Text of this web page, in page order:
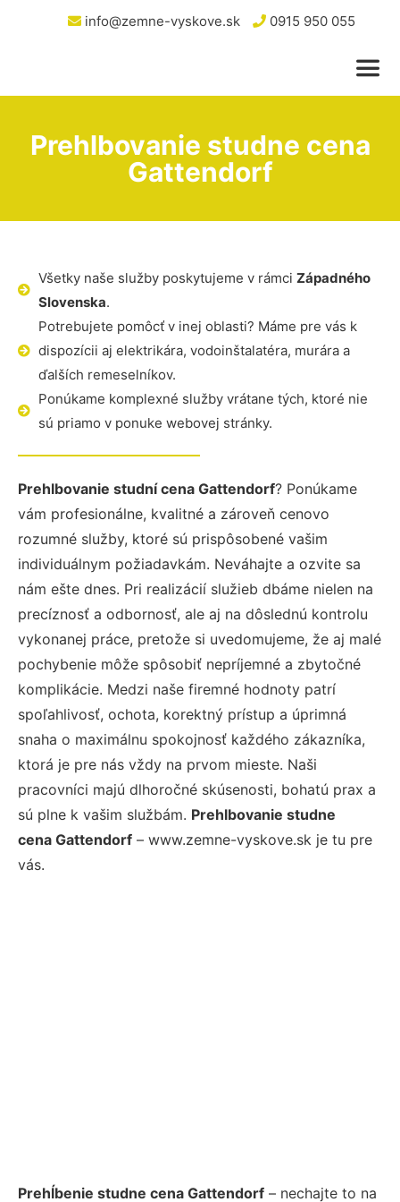
info@zemne-vyskove.sk 0915 950 055
Prehlbovanie studne cena
Gattendorf
Všetky naše služby poskytujeme v rámci Západného
Slovenska.
Potrebujete pomôcť v inej oblasti? Máme pre vás k
dispozícii aj elektrikára, vodoinštalatéra, murára a
ďalších remeselníkov.
Ponúkame komplexné služby vrátane tých, ktoré nie
sú priamo v ponuke webovej stránky.
Prehlbovanie studní cena Gattendorf? Ponúkame
vám profesionálne, kvalitné a zároveň cenovo
rozumné služby, ktoré sú prispôsobené vašim
individuálnym požiadavkám. Neváhajte a ozvite sa
nám ešte dnes. Pri realizácií služieb dbáme nielen na
precíznosť a odbornosť, ale aj na dôslednú kontrolu
vykonanej práce, pretože si uvedomujeme, že aj malé
pochybenie môže spôsobiť nepríjemné a zbytočné
komplikácie. Medzi naše firemné hodnoty patrí
spoľahlivosť, ochota, korektný prístup a úprimná
snaha o maximálnu spokojnosť každého zákazníka,
ktorá je pre nás vždy na prvom mieste. Naši
pracovníci majú dlhoročné skúsenosti, bohatú prax a
sú plne k vašim službám. Prehlbovanie studne
cena Gattendorf – www.zemne-vyskove.sk je tu pre
vás.
Prehĺbenie studne cena Gattendorf – nechajte to na